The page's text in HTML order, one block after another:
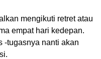
mengikuti retret atau
empat hari kedepan.
-tugasnya nanti akan